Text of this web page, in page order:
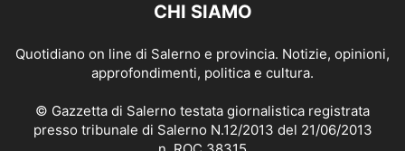
CHI SIAMO
Quotidiano on line di Salerno e provincia. Notizie, opinioni,
approfondimenti, politica e cultura.
© Gazzetta di Salerno testata giornalistica registrata
presso tribunale di Salerno N.12/2013 del 21/06/2013